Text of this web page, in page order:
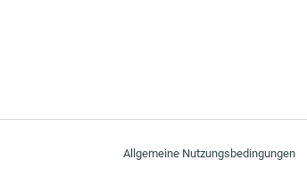
Allgemeine Nutzungsbedingungen